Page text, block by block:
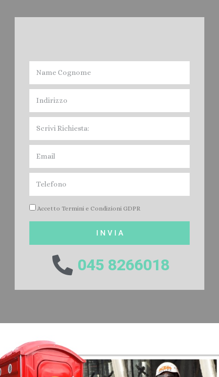
e Cantieri Edili, nel Veronese. Contratti e servizi Giornalieri. Mensili, Annuali,
quindi Noleggio a Breve, Medio e Lungo Termine. I Bagni Mobili di
Cacciatori Spurghi, sono conformi alle Normative legislative, e cioè:
Prezzi: Noleggio Bagni Chimici Zevio.
Accetto Termini e Condizioni GDPR
I N V I A
045 8266018